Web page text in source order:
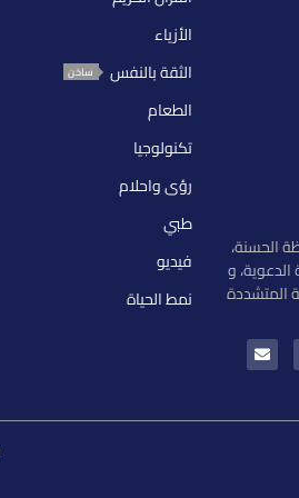
الحسنة،
و
المتشددة
الأزياء
الثقة بالنفس ساخن
الطعام
تكنولوجيا
رؤى واحلام
طبي
فيديو
نمط الحياة